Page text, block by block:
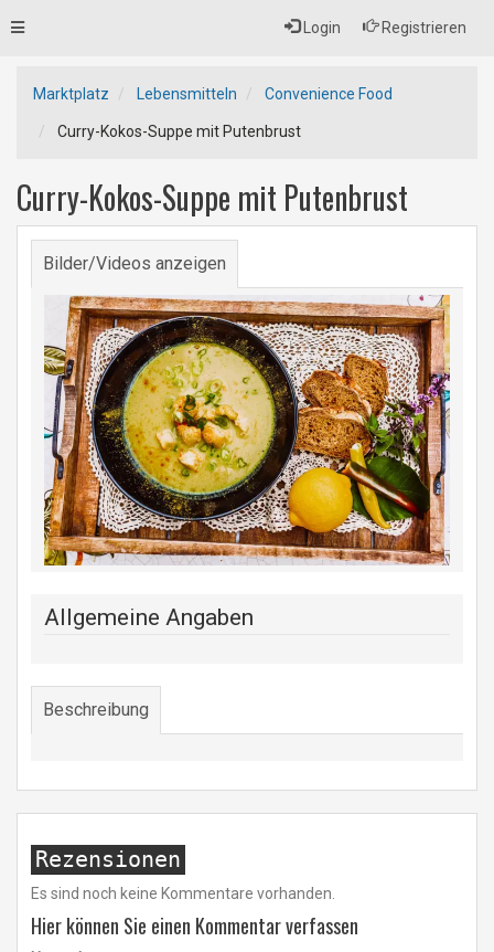
Login Registrieren
Toggle
Marktplatz Lebensmitteln Convenience Food
Curry-Kokos-Suppe mit Putenbrust
Curry-Kokos-Suppe mit Putenbrust
Bilder/Videos anzeigen
Allgemeine Angaben
Beschreibung
Rezensionen
Es sind noch keine Kommentare vorhanden.
Hier können Sie einen Kommentar verfassen